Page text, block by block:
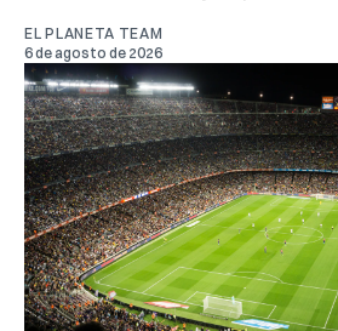
EL PLANETA TEAM
6 de agosto de 2026